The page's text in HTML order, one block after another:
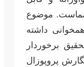
موضوع
داشته
برخوردار
پروپوزال